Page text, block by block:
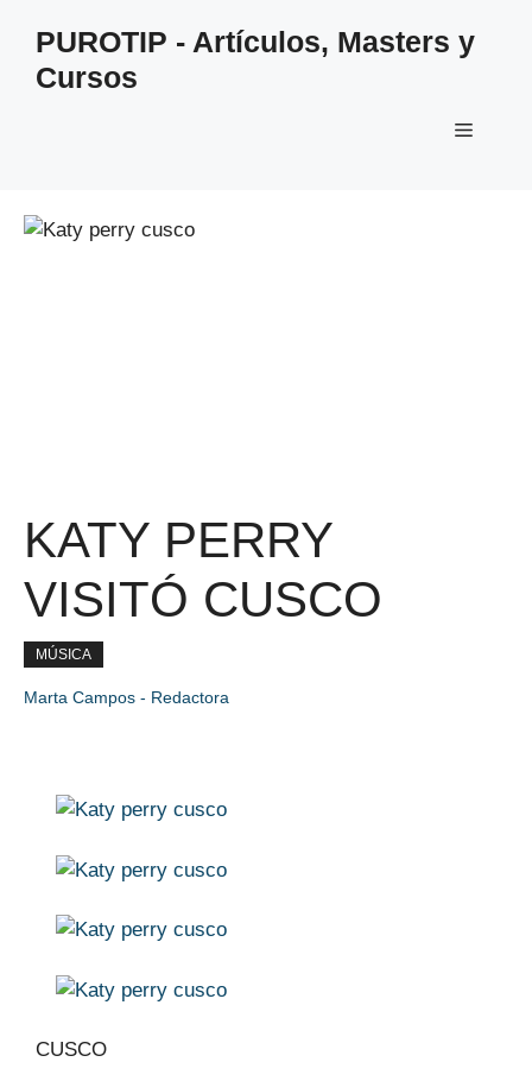
contenido
PUROTIP - Artículos, Masters y
Cursos
Menú
KATY PERRY
VISITÓ CUSCO
MÚSICA
Marta Campos - Redactora
CUSCO